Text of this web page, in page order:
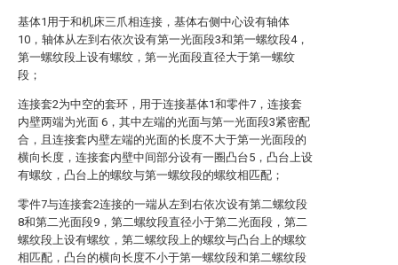
基体1用于和机床三爪相连接，基体右侧中心设有轴体
10，轴体从左到右依次设有第一光面段3和第一螺纹段4，
第一螺纹段上设有螺纹，第一光面段直径大于第一螺纹
段；
连接套2为中空的套环，用于连接基体1和零件7，连接套
内壁两端为光面 6，其中左端的光面与第一光面段3紧密配
合，且连接套内壁左端的光面的长度不大于第一光面段的
横向长度，连接套内壁中间部分设有一圈凸台5，凸台上设
有螺纹，凸台上的螺纹与第一螺纹段的螺纹相匹配；
零件7与连接套2连接的一端从左到右依次设有第二螺纹段
8和第二光面段9，第二螺纹段直径小于第二光面段，第二
螺纹段上设有螺纹，第二螺纹段上的螺纹与凸台上的螺纹
相匹配，凸台的横向长度不小于第一螺纹段和第二螺纹段